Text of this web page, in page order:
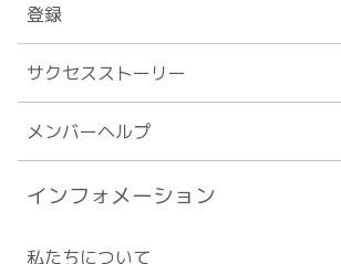
登録
サクセスストーリー
メンバーヘルプ
インフォメーション
私たちについて